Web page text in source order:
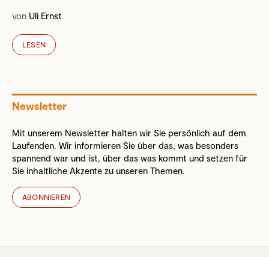
von Uli Ernst
LESEN
Newsletter
Mit unserem Newsletter halten wir Sie persönlich auf dem
Laufenden. Wir informieren Sie über das, was besonders
spannend war und ist, über das was kommt und setzen für
Sie inhaltliche Akzente zu unseren Themen.
ABONNIEREN